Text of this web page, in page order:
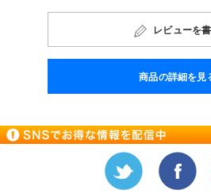
レビューを
商品の詳細を見